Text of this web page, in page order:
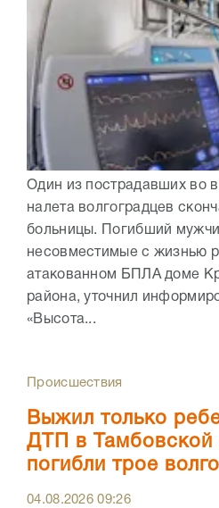
Один из пострадавших во
налета волгоградцев
больницы. Погибший
несовместимые с жизнью
атакованном БПЛА доме
района, уточнил
«Высота...
Происшествия
Выжил только
ДТП в Тамбовской
погибли трое
04.08.202609:26